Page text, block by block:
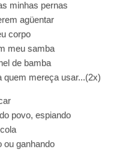
minhas pernas
agüentar
corpo
meu samba
de bamba
quem mereça usar...(2x)
povo, espiando
ou ganhando